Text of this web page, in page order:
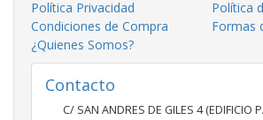
Política Privacidad
Política
Condiciones de Compra
Formas
¿Quienes Somos?
Contacto
C/ SAN ANDRES DE GILES 4 (EDIFICIO